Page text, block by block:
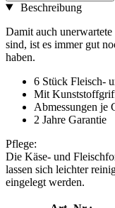
Beschreibung
Damit auch
sind, ist es immer gut
haben.
6 Stück Fleisch-
Mit
Abmessungen je
2 Jahre Garantie
Pflege:
Die Käse- und
lassen sich leichter
eingelegt werden.